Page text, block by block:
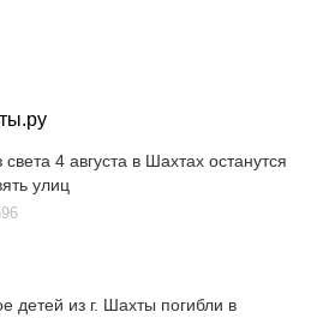
света 4 августа в Шахтах останутся
улиц
детей из г. Шахты погибли в